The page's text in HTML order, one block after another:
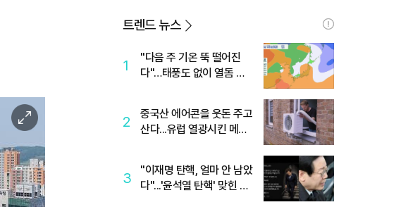
이
미
지
확
대
트렌드 뉴스
1
"다음 주 기온 뚝 떨어진
다"…태풍도 없이 열돔 박
2
중국산 에어콘을 웃돈 주고
산다...유럽 열광시킨 메이
3
"이재명 탄핵, 얼마 안 남았
다"...'윤석열 탄핵' 맞힌 무